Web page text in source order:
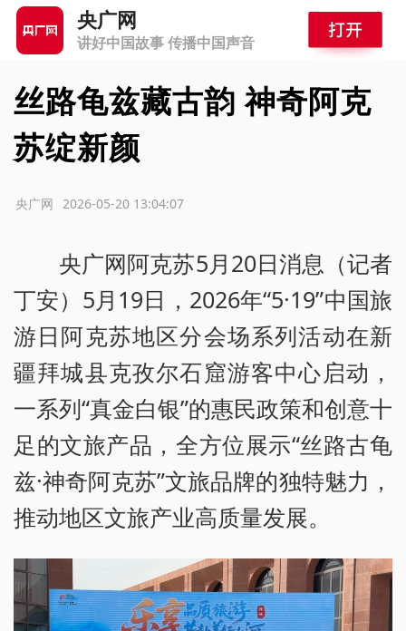
央广网
讲好中国故事 传播中国声音
丝路龟兹藏古韵 神奇阿克
苏绽新颜
2026-05-20 13:04:07
央广网
央广网阿克苏5月20日消息（记者
丁安）5月19日，2026年“5·19”中国旅
游日阿克苏地区分会场系列活动在新
疆拜城县克孜尔石窟游客中心启动，
一系列“真金白银”的惠民政策和创意十
足的文旅产品，全方位展示“丝路古龟
兹·神奇阿克苏”文旅品牌的独特魅力，
推动地区文旅产业高质量发展。